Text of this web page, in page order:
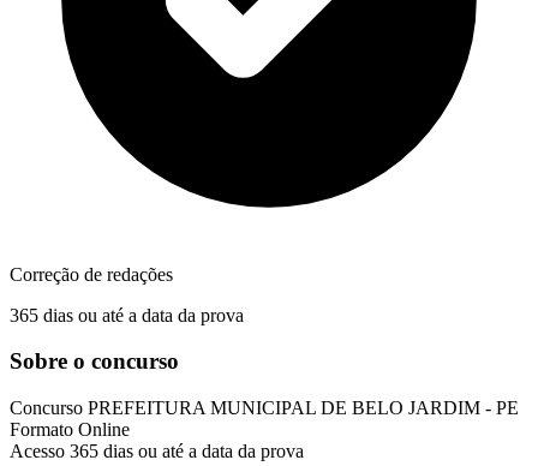
Correção de redações
365 dias ou até a data da prova
Sobre o concurso
Concurso PREFEITURA MUNICIPAL DE BELO JARDIM - PE
Formato Online
Acesso 365 dias ou até a data da prova